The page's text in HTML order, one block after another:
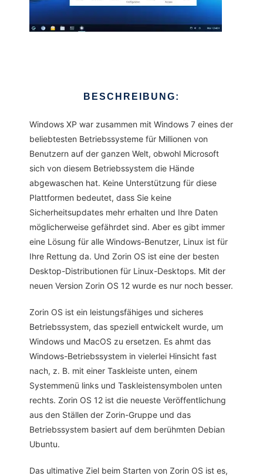
BESCHREIBUNG:
Windows XP war zusammen mit Windows 7 eines der
beliebtesten Betriebssysteme für Millionen von
Benutzern auf der ganzen Welt, obwohl Microsoft
sich von diesem Betriebssystem die Hände
abgewaschen hat. Keine Unterstützung für diese
Plattformen bedeutet, dass Sie keine
Sicherheitsupdates mehr erhalten und Ihre Daten
möglicherweise gefährdet sind. Aber es gibt immer
eine Lösung für alle Windows-Benutzer, Linux ist für
Ihre Rettung da. Und Zorin OS ist eine der besten
Desktop-Distributionen für Linux-Desktops. Mit der
neuen Version Zorin OS 12 wurde es nur noch besser.
Zorin OS ist ein leistungsfähiges und sicheres
Betriebssystem, das speziell entwickelt wurde, um
Windows und MacOS zu ersetzen. Es ahmt das
Windows-Betriebssystem in vielerlei Hinsicht fast
nach, z. B. mit einer Taskleiste unten, einem
Systemmenü links und Taskleistensymbolen unten
rechts. Zorin OS 12 ist die neueste Veröffentlichung
aus den Ställen der Zorin-Gruppe und das
Betriebssystem basiert auf dem berühmten Debian
Ubuntu.
Das ultimative Ziel beim Starten von Zorin OS ist es,